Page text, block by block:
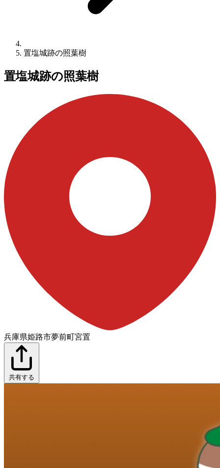
置塩城跡の照葉樹
置塩城跡の照葉樹
兵庫県姫路市夢前町宮置
共有する